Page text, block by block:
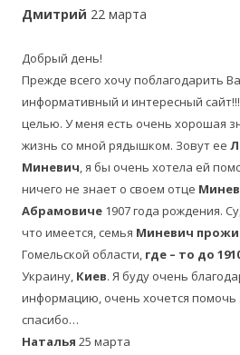
Дмитрий 22 марта
Добрый день!
Прежде всего хочу поблагодарить
информативный и интересный
целью. У меня есть очень хорошая
жизнь со мной рядышком. Зовут ее
Миневич, я бы очень хотела ей
ничего не знает о своем отце
Абрамовиче 1907 года рождения.
что имеется, семья Миневич
Гомельской области, где – то до
Украину, Киев. Я буду очень
информацию, очень хочется
спасибо…
Наталья 25 марта